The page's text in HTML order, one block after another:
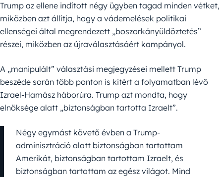
Trump az ellene indított négy ügyben tagad minden vétket,
miközben azt állítja, hogy a vádemelések politikai
ellenségei által megrendezett „boszorkányüldöztetés”
részei, miközben az újraválasztásáért kampányol.
A „manipulált” választási megjegyzései mellett Trump
beszéde során több ponton is kitért a folyamatban lévő
Izrael-Hamász háborúra. Trump azt mondta, hogy
elnöksége alatt „biztonságban tartotta Izraelt”.
Négy egymást követő évben a Trump-
adminisztráció alatt biztonságban tartottam
Amerikát, biztonságban tartottam Izraelt, és
biztonságban tartottam az egész világot. Mind